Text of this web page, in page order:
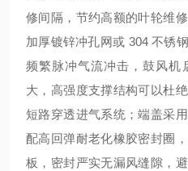
修间隔，节约高额的叶轮维
加厚镀锌冲孔网或 304 不锈
频繁脉冲气流冲击，鼓风机
大，高强度支撑结构可以杜
短路穿透进气系统；端盖采
配高回弹耐老化橡胶密封圈
板，密封严实无漏风缝隙，